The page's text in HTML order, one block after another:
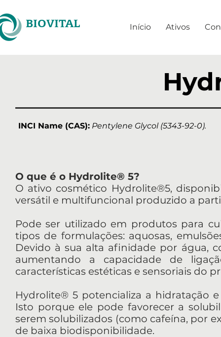
BIOVITAL Início Ativos
INCI Name (CAS): Pentylene Glycol (5343-92-0).
O que é o Hydrolite® 5?
O ativo cosmético Hydrolite®5,
versátil e multifuncional produzido a
Pode ser utilizado em produtos para
tipos de formulações: aquosas,
Devido à sua alta afinidade por água,
aumentando a capacidade de
características estéticas e sensoriais do
Hydrolite® 5 potencializa a hidratação
Isto porque ele pode favorecer a
serem solubilizados (como cafeína, por
de baixa biodisponibilidade.